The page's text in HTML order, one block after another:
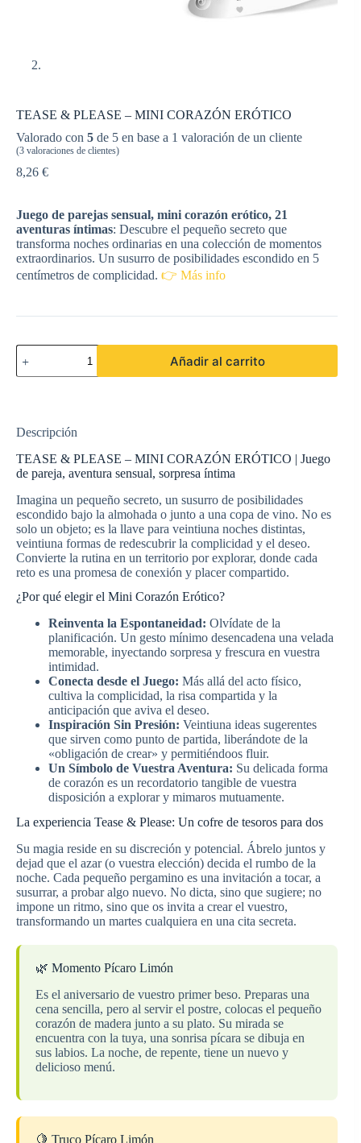
TEASE & PLEASE – MINI CORAZÓN ERÓTICO
Valorado con 5 de 5 en base a 1 valoración de un cliente
(3 valoraciones de clientes)
8,26 €
Juego de parejas sensual, mini corazón erótico, 21
aventuras íntimas: Descubre el pequeño secreto que
transforma noches ordinarias en una colección de momentos
extraordinarios. Un susurro de posibilidades escondido en 5
centímetros de complicidad. 👉 Más info
TEASE
&
PLEASE
ERÓTICO
Añadir al carrito
Descripción
TEASE & PLEASE – MINI CORAZÓN ERÓTICO | Juego
de pareja, aventura sensual, sorpresa íntima
Imagina un pequeño secreto, un susurro de posibilidades
escondido bajo la almohada o junto a una copa de vino. No es
solo un objeto; es la llave para veintiuna noches distintas,
veintiuna formas de redescubrir la complicidad y el deseo.
Convierte la rutina en un territorio por explorar, donde cada
reto es una promesa de conexión y placer compartido.
¿Por qué elegir el Mini Corazón Erótico?
Reinventa la Espontaneidad: Olvídate de la
planificación. Un gesto mínimo desencadena una velada
memorable, inyectando sorpresa y frescura en vuestra
intimidad.
Conecta desde el Juego: Más allá del acto físico,
cultiva la complicidad, la risa compartida y la
anticipación que aviva el deseo.
Inspiración Sin Presión: Veintiuna ideas sugerentes
que sirven como punto de partida, liberándote de la
«obligación de crear» y permitiéndoos fluir.
Un Símbolo de Vuestra Aventura: Su delicada forma
de corazón es un recordatorio tangible de vuestra
disposición a explorar y mimaros mutuamente.
La experiencia Tease & Please: Un cofre de tesoros para dos
Su magia reside en su discreción y potencial. Ábrelo juntos y
dejad que el azar (o vuestra elección) decida el rumbo de la
noche. Cada pequeño pergamino es una invitación a tocar, a
susurrar, a probar algo nuevo. No dicta, sino que sugiere; no
impone un ritmo, sino que os invita a crear el vuestro,
transformando un martes cualquiera en una cita secreta.
🌿 Momento Pícaro Limón
Es el aniversario de vuestro primer beso. Preparas una
cena sencilla, pero al servir el postre, colocas el pequeño
corazón de madera junto a su plato. Su mirada se
encuentra con la tuya, una sonrisa pícara se dibuja en
sus labios. La noche, de repente, tiene un nuevo y
delicioso menú.
🍋 Truco Pícaro Limón